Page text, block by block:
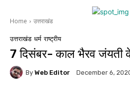
Home उत्तराखंड
उत्तराखंड धर्म राष्ट्रीय
7 दिसंबर- काल भैरव जंयती
By Web Editor December 6,